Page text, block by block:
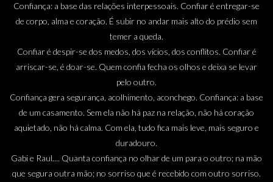
Confiança: a base das relações interpessoais. Confiar é entregar-se
de corpo, alma e coração. É subir no andar mais alto do prédio sem
temer a queda.
Confiar é despir-se dos medos, dos vícios, dos conflitos. Confiar é
arriscar-se, é doar-se. Quem confia fecha os olhos e deixa se levar
pelo outro.
Confiança gera segurança, acolhimento, aconchego. Confiança: a base
de um casamento. Sem ela não há paz na relação, não há coração
aquietado, não há calma. Com ela, tudo fica mais leve, mais seguro e
duradouro.
Gabi e Raul.... Quanta confiança no olhar de um para o outro; na mão
que segura outra mão; no sorriso que é recebido com outro sorriso.